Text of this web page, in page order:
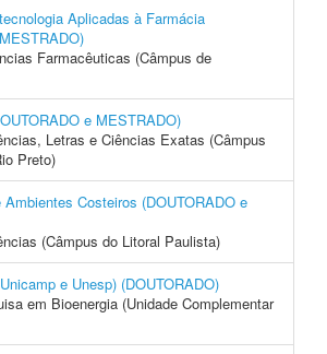
Aplicadas à Farmácia
Farmacêuticas (Câmpus de
e MESTRADO)
Letras e Ciências Exatas (Câmpus
Preto)
Costeiros (DOUTORADO e
(Câmpus do Litoral Paulista)
e Unesp) (DOUTORADO)
em Bioenergia (Unidade Complementar